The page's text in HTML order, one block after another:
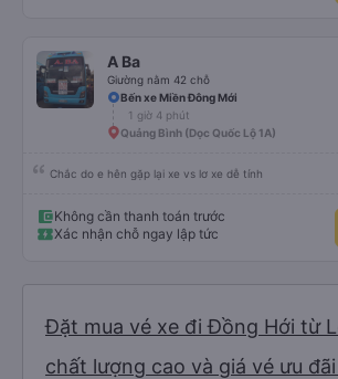
A Ba
Giường nằm 42 chỗ
Bến xe Miền Đông Mới
1 giờ 4 phút
Quảng Bình (Dọc Quốc Lộ 1A)
Chắc do e hên gặp lại xe vs lơ xe dễ tính
Không cần thanh toán trước
Xác nhận chỗ ngay lập tức
Đặt mua vé xe đi Đồng Hới từ
chất lượng cao và giá vé ưu